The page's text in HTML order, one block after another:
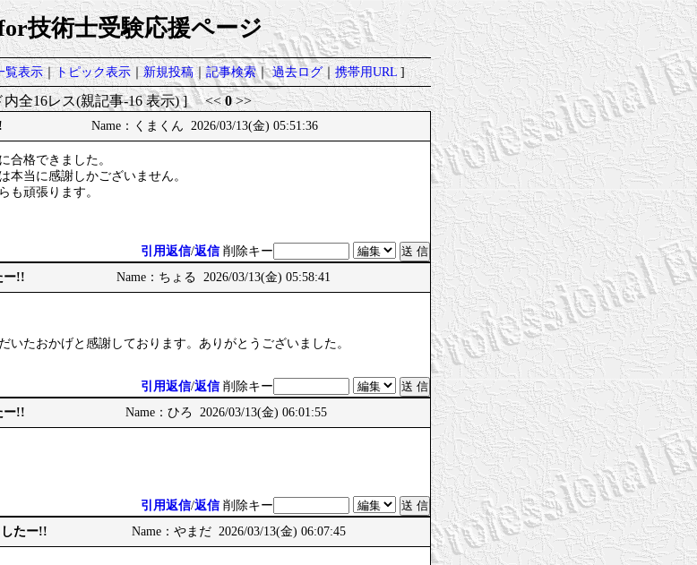
技術士受験応援ページ
覧表示｜トピック表示｜新規投稿｜記事検索｜過去ログ｜携帯用URL]
内全16レス(親記事-16 表示) ] <<0>>
Name：くまくん 2026/03/13(金) 05:51:36
合格できました。
本当に感謝しかございません。
も頑張ります。
引用返信/返信 削除キー
ー!! Name：ちょる 2026/03/13(金) 05:58:41
いたおかげと感謝しております。ありがとうございました。
引用返信/返信 削除キー
ー!! Name：ひろ 2026/03/13(金) 06:01:55
引用返信/返信 削除キー
たー!! Name：やまだ 2026/03/13(金) 06:07:45